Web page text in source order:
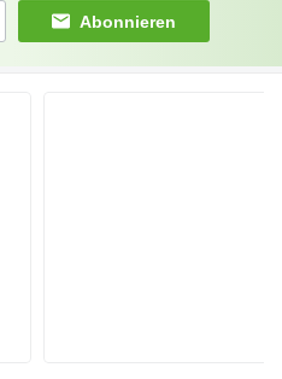
Abonnieren